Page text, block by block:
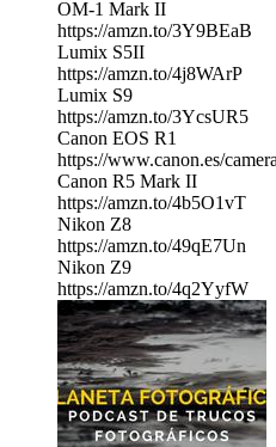
OM-1 Mark II
https://amzn.to/3Y9BEaB
Lumix S5II
https://amzn.to/4j8WArP
Lumix S9
https://amzn.to/3YcsUR5
Canon EOS R1
https://www.canon.es/
Canon R5 Mark II
https://amzn.to/4b5O1vT
Nikon Z8
https://amzn.to/49qE7Un
Nikon Z9
https://amzn.to/4q2YyfW